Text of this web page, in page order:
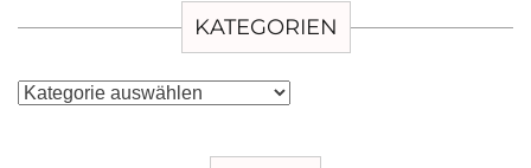
KATEGORIEN
Kategorien